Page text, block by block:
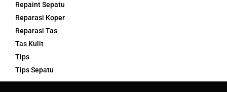
Repaint Sepatu
Reparasi Koper
Reparasi Tas
Tas Kulit
Tips
Tips Sepatu